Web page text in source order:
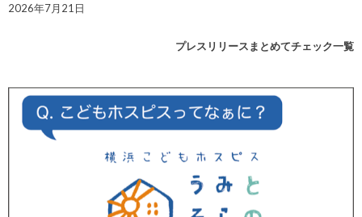
2026年7月21日
プレスリリースまとめてチェック一覧